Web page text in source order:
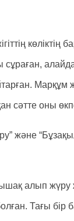
көліктің
Марқұм
сәтте оны
және
алып жүру
Тағы бір